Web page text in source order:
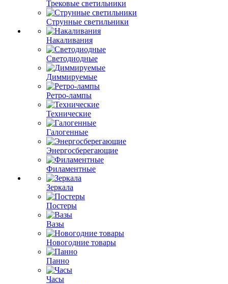
Трековые светильники
Струнные светильники
Накаливания
Светодиодные
Диммируемые
Ретро-лампы
Технические
Галогенные
Энергосберегающие
Филаментные
Зеркала
Постеры
Вазы
Новогодние товары
Панно
Часы